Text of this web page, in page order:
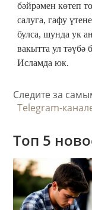
бәйрәмен көтеп
салуга, гафу
булса, шунда ук
вакытта ул тәүбә
Исламда юк.
Следите за
Telegram-
Топ 5